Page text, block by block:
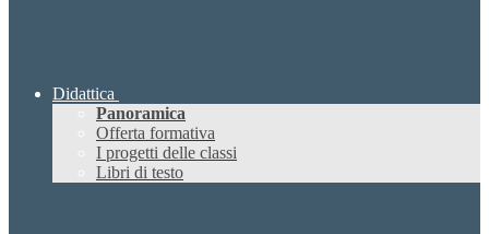
Didattica
Panoramica
Offerta formativa
I progetti delle classi
Libri di testo